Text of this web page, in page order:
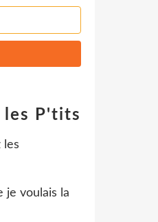
les P'tits
je voulais la